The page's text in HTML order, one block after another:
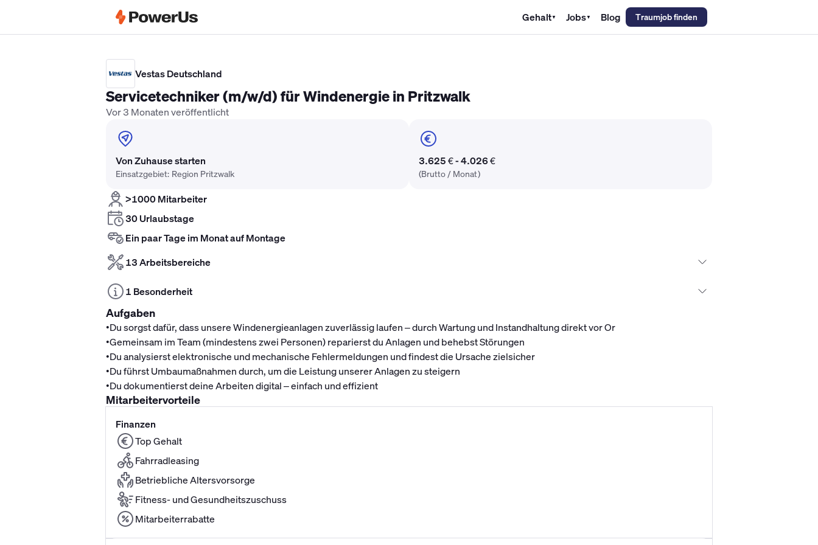
Gehalt▼ Jobs▼ Blog Traumjob finden
Vestas Deutschland
Servicetechniker (m/w/d) für Windenergie in Pritzwalk
Vor 3 Monaten veröffentlicht
Von Zuhause starten
Einsatzgebiet: Region Pritzwalk
3.625 € - 4.026 €
(Brutto / Monat)
>1000 Mitarbeiter
30 Urlaubstage
Ein paar Tage im Monat auf Montage
13 Arbeitsbereiche
1 Besonderheit
Aufgaben
•Du sorgst dafür, dass unsere Windenergieanlagen zuverlässig laufen – durch Wartung und Instandhaltung direkt vor Or
•Gemeinsam im Team (mindestens zwei Personen) reparierst du Anlagen und behebst Störungen
•Du analysierst elektronische und mechanische Fehlermeldungen und findest die Ursache zielsicher
•Du führst Umbaumaßnahmen durch, um die Leistung unserer Anlagen zu steigern
•Du dokumentierst deine Arbeiten digital – einfach und effizient
Mitarbeitervorteile
Finanzen
Top Gehalt
Fahrradleasing
Betriebliche Altersvorsorge
Fitness- und Gesundheitszuschuss
Mitarbeiterrabatte